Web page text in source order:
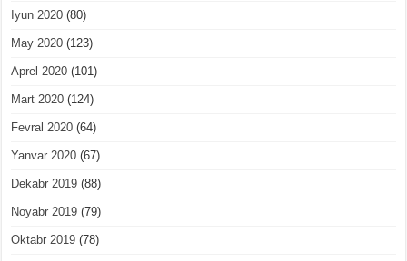
Iyun 2020 (80)
May 2020 (123)
Aprel 2020 (101)
Mart 2020 (124)
Fevral 2020 (64)
Yanvar 2020 (67)
Dekabr 2019 (88)
Noyabr 2019 (79)
Oktabr 2019 (78)